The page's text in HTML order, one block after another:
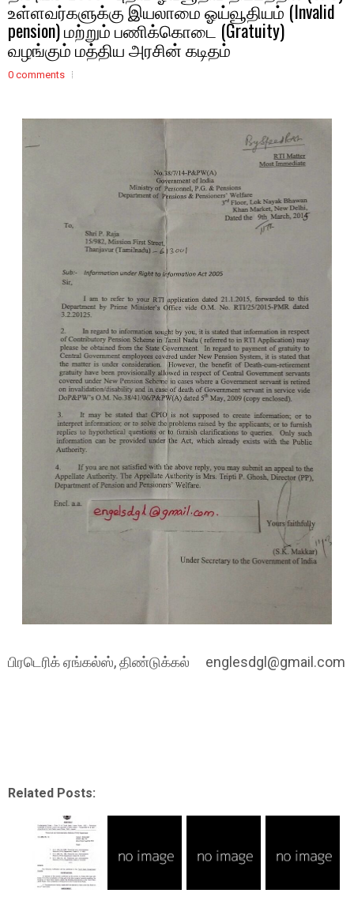
உள்ளவர்களுக்கு இயலாமை ஓய்வூதியம் (Invalid
pension) மற்றும் பணிக்கொடை (Gratuity)
வழங்கும் மத்திய அரசின் கடிதம்
0 comments
பிரடெரிக் ஏங்கல்ஸ், திண்டுக்கல் englesdgl@gmail.com
Related Posts: